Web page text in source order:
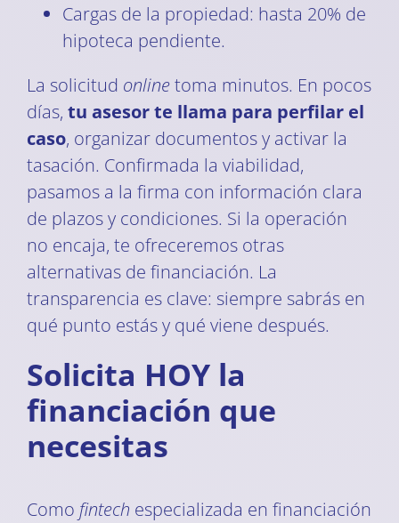
Cargas de la propiedad: hasta 20% de
hipoteca pendiente.
La solicitud onlinetoma minutos. En pocos
días, tu asesor te llama para perfilar el
caso, organizar documentos y activar la
tasación. Confirmada la viabilidad,
pasamos a la firma con información clara
de plazos y condiciones. Si la operación
no encaja, te ofreceremos otras
alternativas de financiación. La
transparencia es clave: siempre sabrás en
qué punto estás y qué viene después.
Solicita HOY la
financiación que
necesitas
Como fintech especializada en financiación